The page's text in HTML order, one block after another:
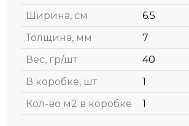
Ширина, см
6.5
Толщина, мм
7
Вес, гр/шт
40
В коробке, шт
1
Кол-во м2 в коробке
1